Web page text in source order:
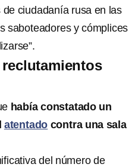
ciudadanía rusa en las
saboteadores y cómplices
había constatado un
atentado contra una sala
del número de